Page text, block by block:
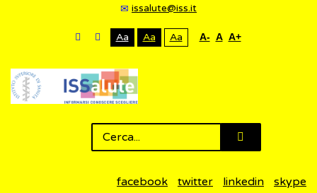
issalute@iss.it
Aa Aa Aa A- A A+
facebook twitter linkedin skype